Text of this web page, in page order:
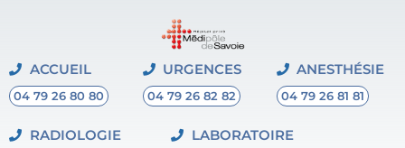
ACCUEIL
04 79 26 80 80
URGENCES
04 79 26 82 82
ANESTHÉSIE
04 79 26 81 81
RADIOLOGIE LABORATOIRE